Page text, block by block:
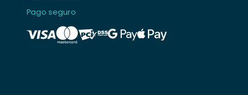
Pago seguro